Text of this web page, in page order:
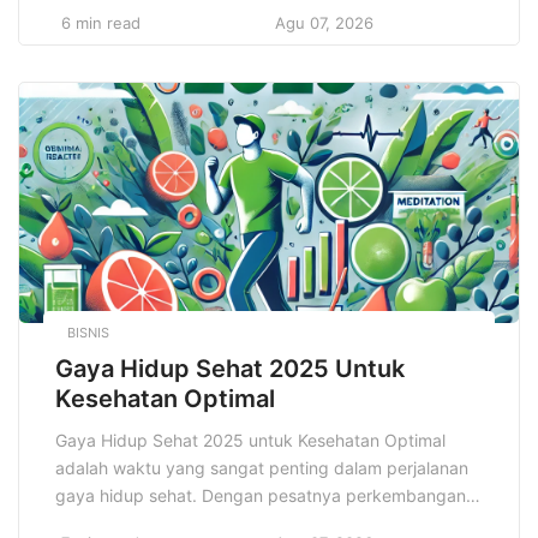
besar daripada sekadar gambar atau simbol. Logo
pelanggan potensial, dan sering kali menjadi faktor
penentu dalam keputusan mereka untuk terhubung
dengan […]
6 min read Agu 07, 2026
BISNIS
Gaya Hidup Sehat 2025 Untuk
Kesehatan Optimal
Gaya Hidup Sehat 2025 untuk Kesehatan Optimal
adalah waktu yang sangat penting dalam perjalanan
gaya hidup sehat. Dengan pesatnya perkembangan